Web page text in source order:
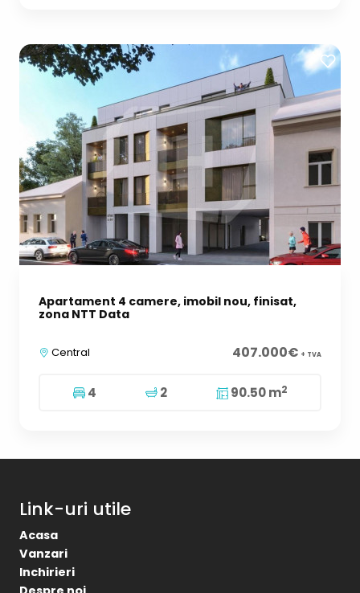
Apartament 4 camere, imobil nou, finisat,
zona NTT Data
Central 407.000€ + TVA
4 2 90.50 m2
Link-uri utile
Acasa
Vanzari
Inchirieri